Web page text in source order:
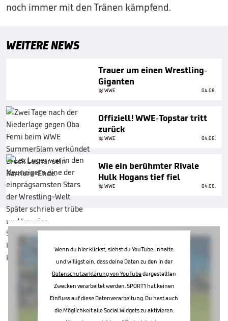
noch immer mit den Tränen kämpfend.
WEITERE NEWS
Trauer um einen Wrestling-
Giganten
WWE 04.08.
Offiziell! WWE-Topstar tritt
zurück
WWE 04.08.
Wie ein berühmter Rivale
Hulk Hogans tief fiel
WWE 04.08.
Wenn du hier klickst, siehst du YouTube-Inhalte
und willigst ein, dass deine Daten zu den in der
Datenschutzerklärung von YouTubedargestellten
Zwecken verarbeitet werden. SPORT1 hat keinen
Einfluss auf diese Datenverarbeitung. Du hast auch
die Möglichkeit alle Social Widgets zu aktivieren.